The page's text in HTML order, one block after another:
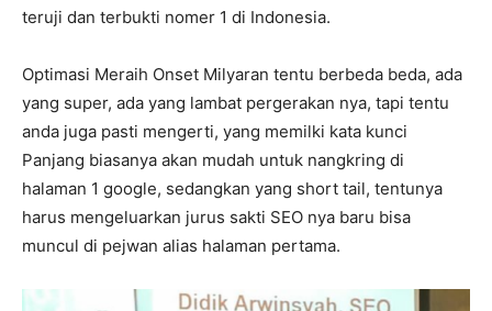
teruji dan terbukti nomer 1 di Indonesia.
Optimasi Meraih Onset Milyaran tentu berbeda beda, ada
yang super, ada yang lambat pergerakan nya, tapi tentu
anda juga pasti mengerti, yang memilki kata kunci
Panjang biasanya akan mudah untuk nangkring di
halaman 1 google, sedangkan yang short tail, tentunya
harus mengeluarkan jurus sakti SEO nya baru bisa
muncul di pejwan alias halaman pertama.